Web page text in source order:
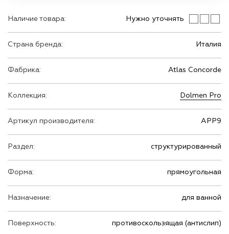
Наличие товара: Нужно уточнять
Страна бренда: Италия
Фабрика: Atlas Concorde
Коллекция: Dolmen Pro
Артикул производителя: APP9
Раздел: структурированный
Форма: прямоугольная
Назначение: для ванной
Поверхность: противоскользящая (антислип)